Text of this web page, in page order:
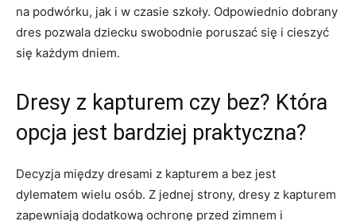
na podwórku, jak i w ​czasie​ szkoły. Odpowiednio dobrany
dres ‌pozwala dziecku swobodnie poruszać się ‍i ⁣cieszyć
się każdym dniem.
Dresy z kapturem czy bez? Która‍
opcja ‍jest bardziej praktyczna?
Decyzja między dresami z kapturem a ⁢bez⁣ jest
‍dylematem wielu osób. Z jednej​ strony, dresy z ⁤kapturem
zapewniają ‍dodatkową ochronę przed‌ zimnem i